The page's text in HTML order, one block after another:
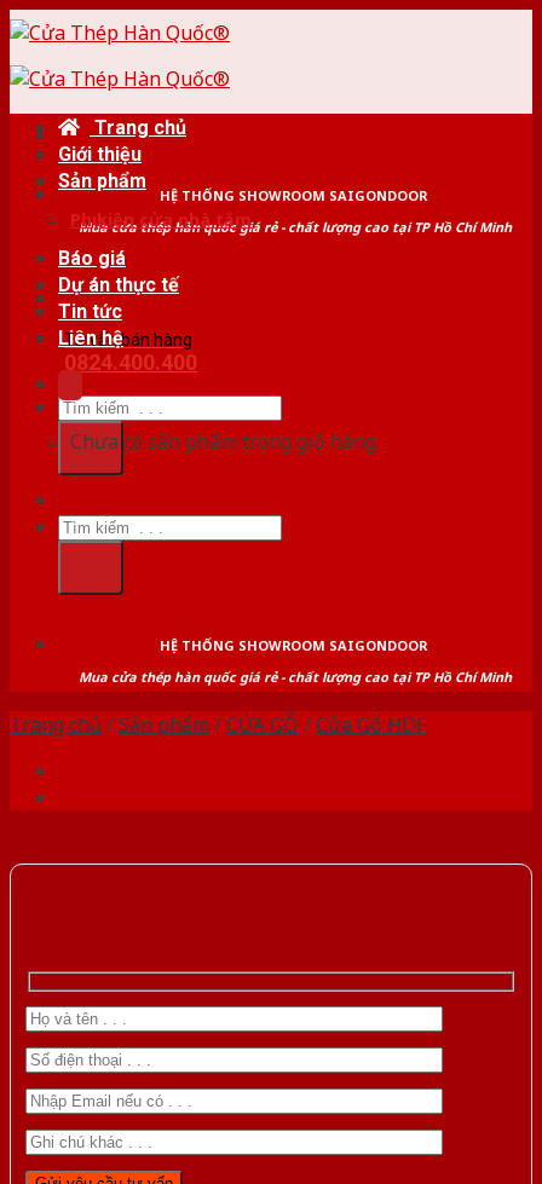
Skip
content
HỆ THỐNG SHOWROOM SAIGONDOOR
Mua cửa thép hàn quốc giá rẻ - chất lượng cao tại TP Hồ Chí Minh
Tư vấn bán hàng
0824.400.400
Tìm
kiếm:
Trang chủ
Giới thiệu
Sản phẩm
Phụ kiện cửa nhà tắm
Báo giá
Dự án thực tế
Tin tức
Liên hệ
Chưa có sản phẩm trong giỏ hàng.
Tìm
kiếm:
HỆ THỐNG SHOWROOM SAIGONDOOR
Mua cửa thép hàn quốc giá rẻ - chất lượng cao tại TP Hồ Chí Minh
Trang chủ /Sản phẩm /CỬA GỖ /Cửa Gỗ HDF